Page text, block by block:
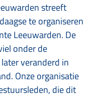
streeft
te organiseren
Leeuwarden. De
onder de
veranderd in
Onze organisatie
die dit